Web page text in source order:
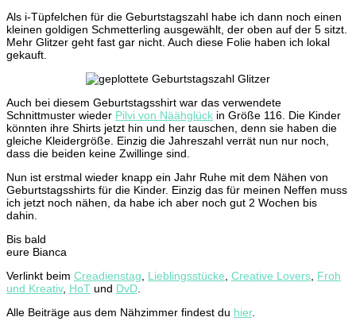
Als i-Tüpfelchen für die Geburtstagszahl habe ich dann noch einen
kleinen goldigen Schmetterling ausgewählt, der oben auf der 5 sitzt.
Mehr Glitzer geht fast gar nicht. Auch diese Folie haben ich lokal
gekauft.
Auch bei diesem Geburtstagsshirt war das verwendete
Schnittmuster wieder Pilvi von Näähglück in Größe 116. Die Kinder
könnten ihre Shirts jetzt hin und her tauschen, denn sie haben die
gleiche Kleidergröße. Einzig die Jahreszahl verrät nun nur noch,
dass die beiden keine Zwillinge sind.
Nun ist erstmal wieder knapp ein Jahr Ruhe mit dem Nähen von
Geburtstagsshirts für die Kinder. Einzig das für meinen Neffen muss
ich jetzt noch nähen, da habe ich aber noch gut 2 Wochen bis
dahin.
Bis bald
eure Bianca
Verlinkt beim Creadienstag Lieblingsstücke Creative Lovers Froh
und Kreativ, HoT und DvD
Alle Beiträge aus dem Nähzimmer findest du hier.